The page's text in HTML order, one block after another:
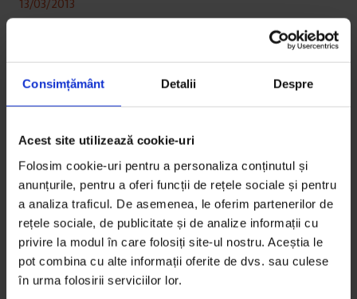
Consimțământ Detalii Despre
Acest site utilizează cookie-uri
Folosim cookie-uri pentru a personaliza conținutul și
anunțurile, pentru a oferi funcții de rețele sociale și pentru
a analiza traficul. De asemenea, le oferim partenerilor de
rețele sociale, de publicitate și de analize informații cu
privire la modul în care folosiți site-ul nostru. Aceștia le
pot combina cu alte informații oferite de dvs. sau culese
în urma folosirii serviciilor lor.
Cred că eram prin ’99 când am citit despre
subiectul ăsta prima oară. Apoi, rând pe rând,
generații de redactori plictisiți au continuat
Din păcate pentru tine, Oana, s-au dus
vremurile în care era o singură femeie șofer
de troleibuz. Acum sunt mai multe. Ghinionul
redactorilor.
Dar hai să-ți dau o idee. Ce-ar fi ca viitorul tău